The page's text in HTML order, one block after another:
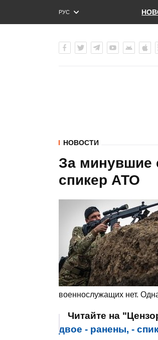
РУС
ENG
НОВОСТИ
За минувшие
спикер АТО
военнослужащих нет.
Читайте на
двое - ранены, -